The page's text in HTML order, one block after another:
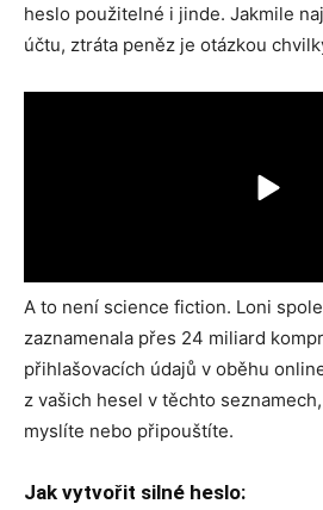
heslo použitelné i jinde. Jakmile
účtu, ztráta peněz je otázkou
A to není science fiction. Loni
zaznamenala přes 24 miliard
přihlašovacích údajů v oběhu
z vašich hesel v těchto
myslíte nebo připouštíte.
Jak vytvořit silné heslo: